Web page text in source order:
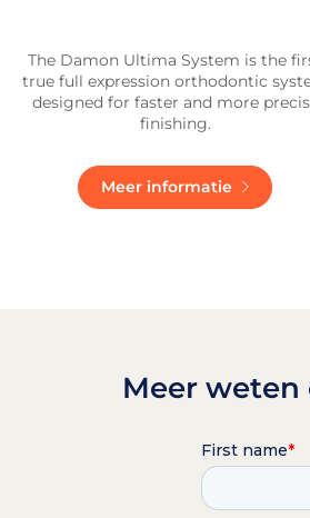
The Damon Ultima System is the
true full expression orthodontic
designed for faster and more
finishing.
Meer informatie
Meer weten